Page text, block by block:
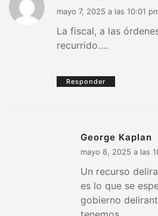
mayo 7, 2025 a las 10:01
La fiscal, a las
recurrido….
Responder
George Kaplan
mayo 8, 2025 a las
Un recurso
es lo que se
gobierno